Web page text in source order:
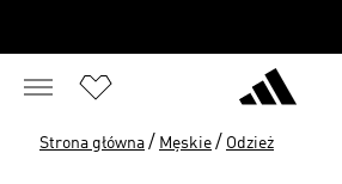
Strona główna / Męskie / Odzież